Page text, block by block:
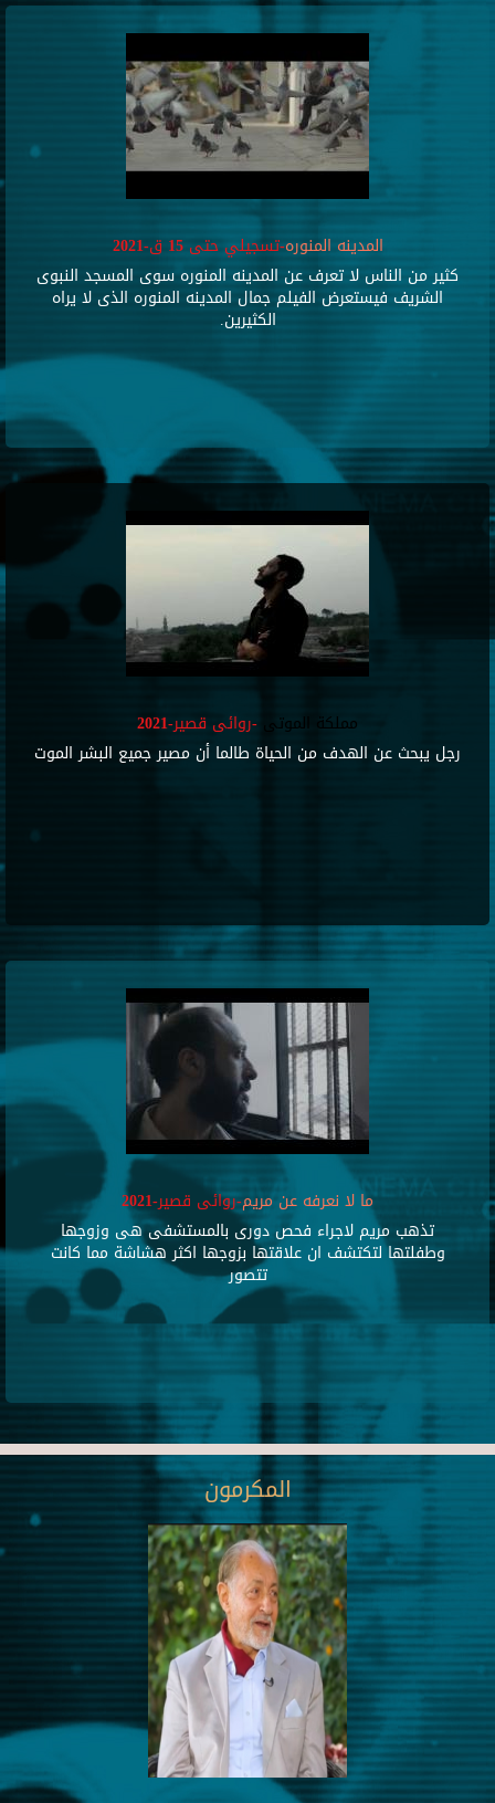
المدينه المنوره-تسجيلي حتى 15 ق-2021
كثير من الناس لا تعرف عن المدينه المنوره سوى المسجد النبوى
الشريف فيستعرض الفيلم جمال المدينه المنوره الذى لا يراه
الكثيرين.
مملكة الموتى -روائى قصير-2021
رجل يبحث عن الهدف من الحياة طالما أن مصير جميع البشر الموت
ما لا نعرفه عن مريم-روائى قصير-2021
تذهب مريم لاجراء فحص دورى بالمستشفى هى وزوجها
وطفلتها لتكتشف ان علاقتها بزوجها اكثر هشاشة مما كانت
تتصور
المكرمون